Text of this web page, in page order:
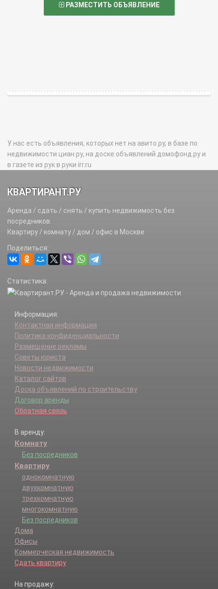
РАЗМЕСТИТЬ ОБЪЯВЛЕНИЕ
У нас есть объявления, которых нет на авито.ру, в базе по
недвижимости циан.ру, на доске объявлений домофонд.ру и
в газете из рук в руки irr.ru
КВАРТИРАНТ.РУ
Аренда / сдать / снять / купить недвижимость без
посредников.
Квартиру / комнату / дом / офис в Москве
Поделиться:
Статистика:
Информация:
Контактная информация
Политика конфиденциальности
Размещение рекламы
Советы юриста
Новости недвижимости
Каталог сайтов
Доска объявлений по строительству
Договор аренды
Обратная связь
В аренду:
Комнату
Без посредников
Квартиру
однокомнатную
двухкомнатную
трехкомнатную
многокомнатную
Без посредников
Дома
Офисы
Коммерческая недвижимость
Сдать квартиру
На продажу: